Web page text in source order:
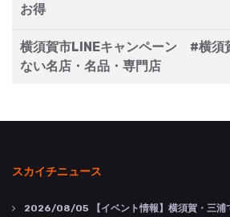
お得
横須賀市LINEキャンペーン #横須
ない名店・名品・専門店
スカイチニュース
2026/08/05 【イベント情報】横須賀・三